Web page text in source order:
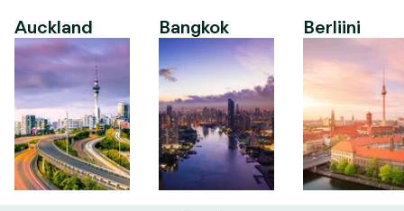
Auckland Bangkok Berliini